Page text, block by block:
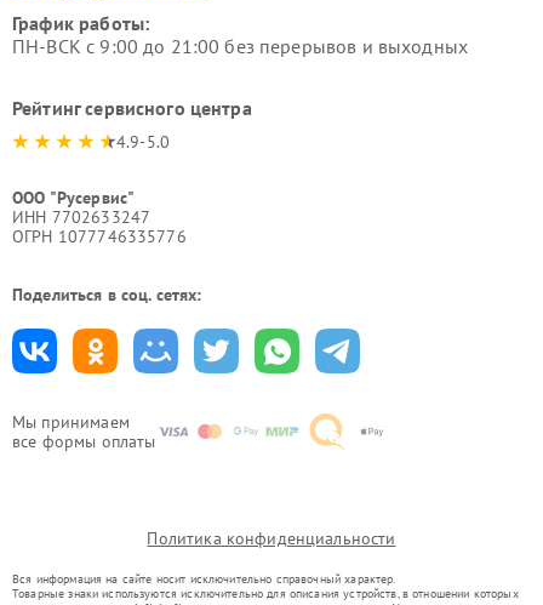
Мы принимаем
все формы оплаты
График работы:
ПН-ВСК с 9:00 до 21:00 без перерывов и выходных
Рейтинг сервисного центра
4.9-5.0
ООО "Русервис"
ИНН 7702633247
ОГРН 1077746335776
Поделиться в соц. сетях:
Политика конфиденциальности
Вся информация на сайте носит исключительно справочный характер.
Товарные знаки используются исключительно для описания устройств, в отношении которых